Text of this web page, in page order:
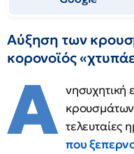
Αύξηση των
κορονοϊός
Α νησυχητική
τελευταίες
που